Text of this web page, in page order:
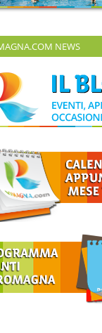
NEWS